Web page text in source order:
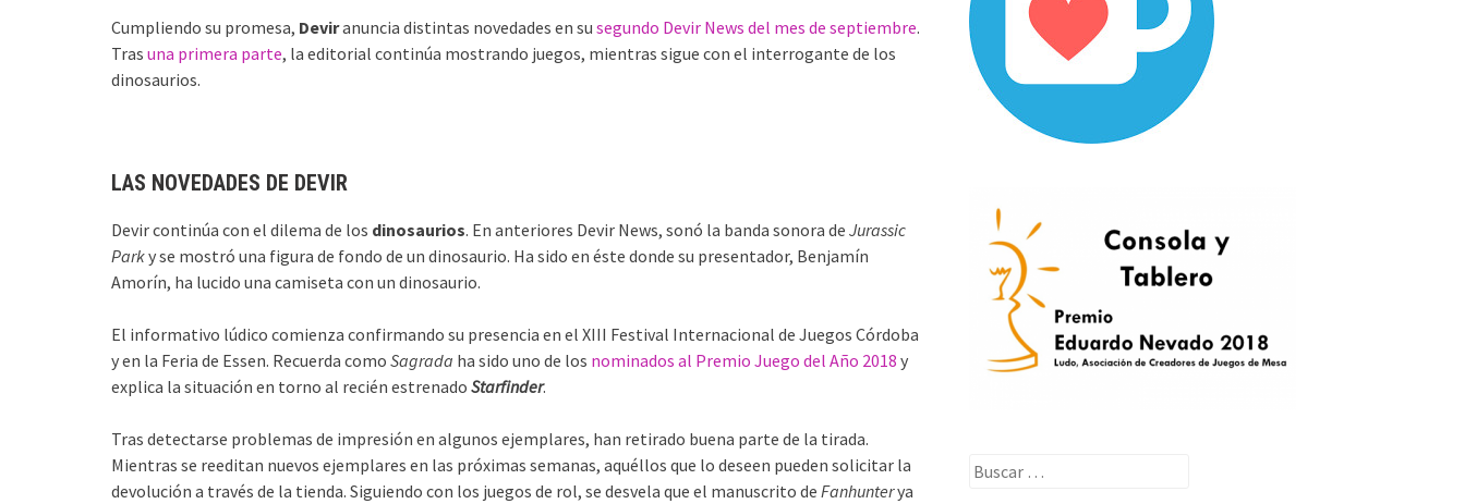
Cumpliendo su promesa, Deviranuncia distintas novedades en su segundo Devir News del mes de septiembre.
Tras una primera parte, la editorial continúa mostrando juegos, mientras sigue con el interrogante de los
dinosaurios.
LAS NOVEDADES DE DEVIR
Devir continúa con el dilema de los dinosaurios. En anteriores Devir News, sonó la banda sonora de Jurassic
Parky se mostró una figura de fondo de un dinosaurio. Ha sido en éste donde su presentador, Benjamín
Amorín, ha lucido una camiseta con un dinosaurio.
El informativo lúdico comienza confirmando su presencia en el XIII Festival Internacional de Juegos Córdoba
y en la Feria de Essen. Recuerda como Sagrada ha sido uno de los nominados al Premio Juego del Año 2018 y
explica la situación en torno al recién estrenado Starfinder.
Tras detectarse problemas de impresión en algunos ejemplares, han retirado buena parte de la tirada.
Mientras se reeditan nuevos ejemplares en las próximas semanas, aquéllos que lo deseen pueden solicitar la
devolución a través de la tienda. Siguiendo con los juegos de rol, se desvela que el manuscrito de Fanhunterya
Buscar: